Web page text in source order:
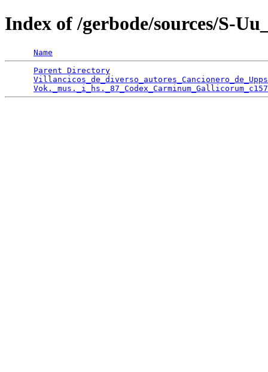
Index of /gerbode/sources/S-
Name
Parent Directory